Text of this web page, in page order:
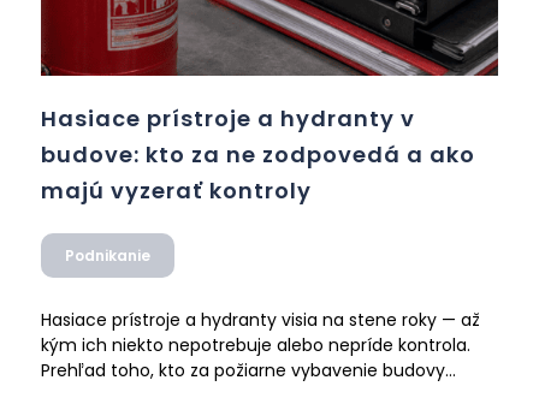
Hasiace prístroje a hydranty v
budove: kto za ne zodpovedá a ako
majú vyzerať kontroly
Podnikanie
Hasiace prístroje a hydranty visia na stene roky — až
kým ich niekto nepotrebuje alebo nepríde kontrola.
Prehľad toho, kto za požiarne vybavenie budovy